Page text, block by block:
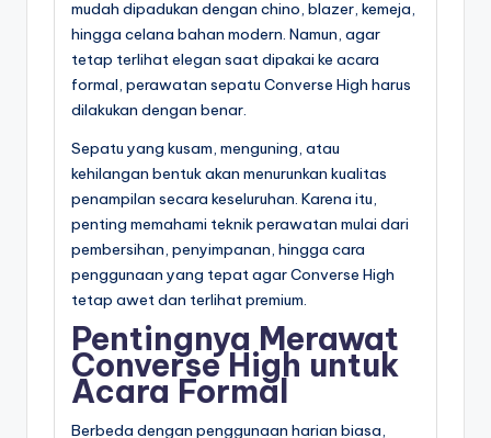
mudah dipadukan dengan chino, blazer, kemeja,
hingga celana bahan modern. Namun, agar
tetap terlihat elegan saat dipakai ke acara
formal, perawatan sepatu Converse High harus
dilakukan dengan benar.
Sepatu yang kusam, menguning, atau
kehilangan bentuk akan menurunkan kualitas
penampilan secara keseluruhan. Karena itu,
penting memahami teknik perawatan mulai dari
pembersihan, penyimpanan, hingga cara
penggunaan yang tepat agar Converse High
tetap awet dan terlihat premium.
Pentingnya Merawat
Converse High untuk
Acara Formal
Berbeda dengan penggunaan harian biasa,